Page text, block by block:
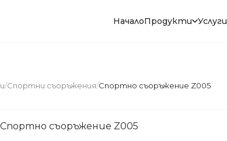
НачалоПродукти Услуги
/Спортни съоръжения/Спортно съоръжение Z005